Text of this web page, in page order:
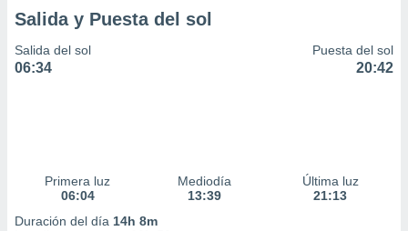
Salida y Puesta del sol
Salida del sol
06:34
Puesta del sol
20:42
Primera luz
06:04
Mediodía
13:39
Última luz
21:13
Duración del día 14h 8m